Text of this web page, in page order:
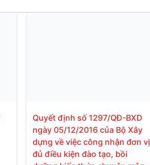
Quyết định số 1297/QĐ-BXD
ngày 05/12/2016 của Bộ Xây
dựng về việc công nhận đơn vị
đủ điều kiện đào tạo, bồi